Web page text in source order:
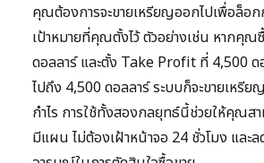
คุณต้องการจะขายเหรียญออกไปเพื่อล็อก
เป้าหมายที่คุณตั้งไว้ ตัวอย่างเช่น หากคุ
ดอลลาร์ และตั้ง Take Profit ที่ 4,500 ด
ไปถึง 4,500 ดอลลาร์ ระบบก็จะขายเหรี
กำไร การใช้ทั้งสองกลยุทธ์นี้ช่วยให้คุณส
มีแผน ไม่ต้องเฝ้าหน้าจอ 24 ชั่วโมง และล